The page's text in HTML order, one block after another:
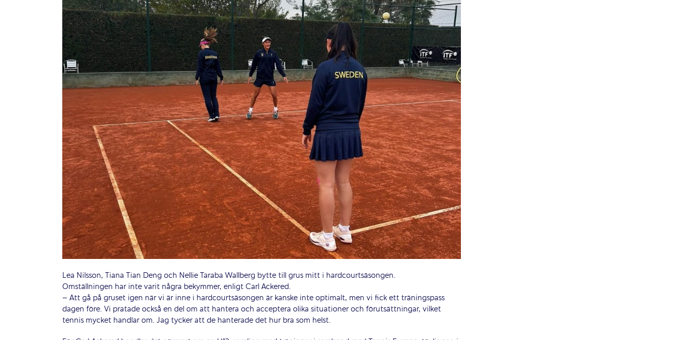
Lea Nilsson, Tiana Tian Deng och Nellie Taraba Wallberg bytte till grus mitt i hardcourtsäsongen.
Omställningen har inte varit några bekymmer, enligt Carl Ackered.
– Att gå på gruset igen när vi är inne i hardcourtsäsongen är kanske inte optimalt, men vi fick ett träningspass
dagen före. Vi pratade också en del om att hantera och acceptera olika situationer och förutsättningar, vilket
tennis mycket handlar om. Jag tycker att de hanterade det hur bra som helst.